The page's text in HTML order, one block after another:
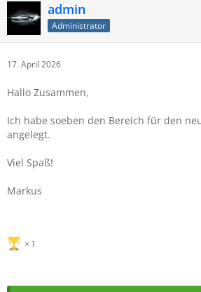
admin
Administrator
17. April 2026
Hallo Zusammen,
Ich habe soeben den Bereich für den
angelegt.
Viel Spaß!
Markus
1